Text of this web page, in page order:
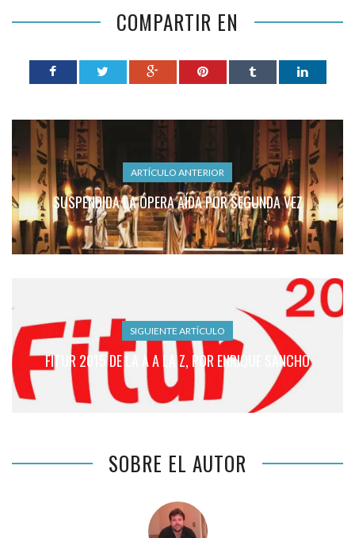
COMPARTIR EN
ARTÍCULO ANTERIOR
SUSPENDIDA LA ÓPERA AÍDA POR SEGUNDA VEZ
SIGUIENTE ARTÍCULO
FITUR 2015 DE LA A A LA Z, POR ENRIQUE SANCHO
SOBRE EL AUTOR